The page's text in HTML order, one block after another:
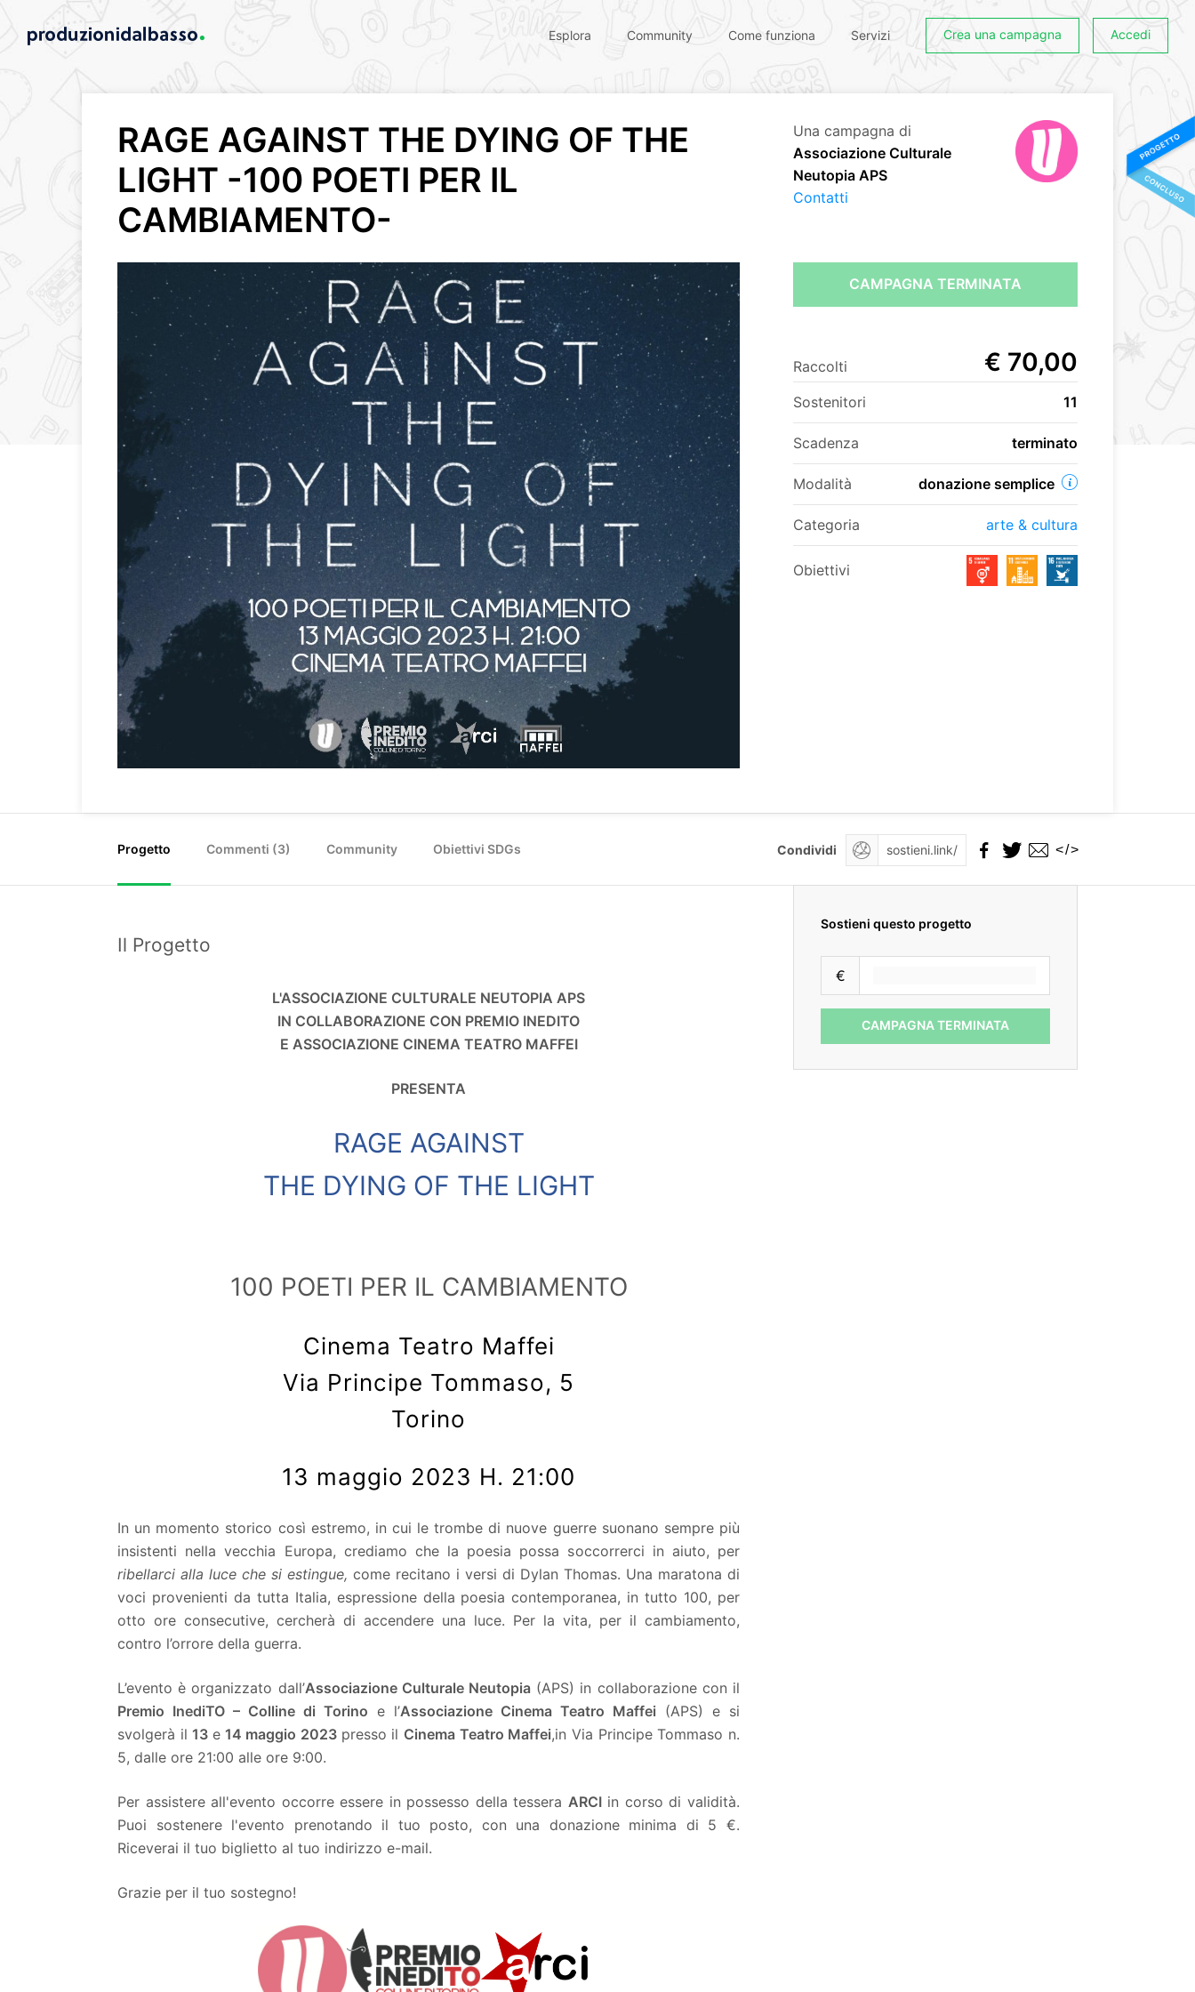
Esplora Community Come funziona Servizi Crea una campagna Accedi
RAGE AGAINST THE DYING OF THE
LIGHT -100 POETI PER IL
CAMBIAMENTO-
Una campagna di
Associazione Culturale
Neutopia APS
Contatti
CAMPAGNA TERMINATA
Raccolti € 70,00
Sostenitori 11
Scadenza terminato
Modalità donazione semplice
Categoria arte & cultura
Obiettivi
Progetto Commenti (3) Community Obiettivi SDGs Condividi </>
Il Progetto
L'ASSOCIAZIONE CULTURALE NEUTOPIA APS
IN COLLABORAZIONE CON PREMIO INEDITO
E ASSOCIAZIONE CINEMA TEATRO MAFFEI
PRESENTA
RAGE AGAINST
THE DYING OF THE LIGHT
100 POETI PER IL CAMBIAMENTO
Cinema Teatro Maffei
Via Principe Tommaso, 5
Torino
13 maggio 2023 H. 21:00
In un momento storico così estremo, in cui le trombe di nuove guerre suonano sempre più
insistenti nella vecchia Europa, crediamo che la poesia possa soccorrerci in aiuto, per
ribellarci alla luce che si estingue, come recitano i versi di Dylan Thomas. Una maratona di
voci provenienti da tutta Italia, espressione della poesia contemporanea, in tutto 100, per
otto ore consecutive, cercherà di accendere una luce. Per la vita, per il cambiamento,
contro l’orrore della guerra.
L’evento è organizzato dall’Associazione Culturale Neutopia (APS) in collaborazione con il
Premio InediTO – Colline di Torino e l’Associazione Cinema Teatro Maffei (APS) e si
svolgerà il13e 14 maggio 2023 presso il Cinema Teatro Maffei,in Via Principe Tommaso n.
5, dalle ore 21:00 alle ore 9:00.
Per assistere all'evento occorre essere in possesso della tessera ARCIin corso di validità.
Puoi sostenere l'evento prenotando il tuo posto, con una donazione minima di 5 €.
Riceverai il tuo biglietto al tuo indirizzo e-mail.
Grazie per il tuo sostegno!
Sostieni questo progetto
€
CAMPAGNA TERMINATA